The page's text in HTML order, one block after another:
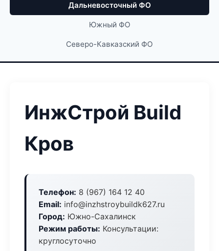
Дальневосточный ФО
Южный ФО
Северо-Кавказский ФО
ИнжСтрой Build
Кров
Телефон: 8 (967) 164 12 40
Email: info@inzhstroybuildk627.ru
Город: Южно-Сахалинск
Режим работы: Консультации:
круглосуточно